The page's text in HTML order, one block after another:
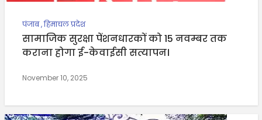
पंजाब,हिमाचल प्रदेश
सामाजिक सुरक्षा पेंशनधारकों को 15 नवम्बर तक
कराना होगा ई-केवाईसी सत्यापन।
November 10, 2025